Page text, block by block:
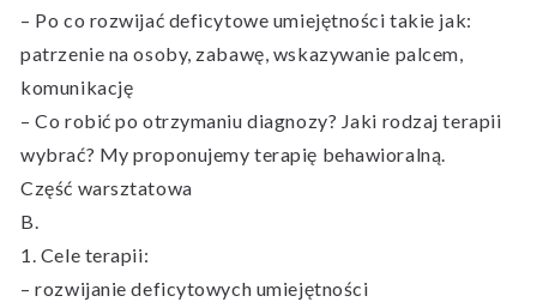
– Po co rozwijać deficytowe umiejętności takie jak:
patrzenie na osoby, zabawę, wskazywanie palcem,
komunikację
– Co robić po otrzymaniu diagnozy? Jaki rodzaj terapii
wybrać? My proponujemy terapię behawioralną.
Część warsztatowa
B.
1. Cele terapii:
– rozwijanie deficytowych umiejętności